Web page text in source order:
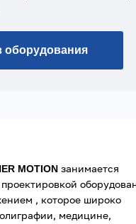
оборудования
MOTION занимается
, которое широко
медицине,